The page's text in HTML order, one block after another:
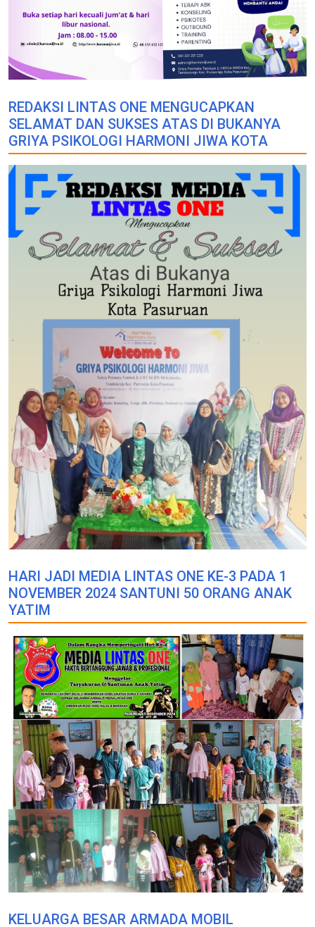
REDAKSI LINTAS ONE MENGUCAPKAN
SELAMAT DAN SUKSES ATAS DI BUKANYA
GRIYA PSIKOLOGI HARMONI JIWA KOTA
HARI JADI MEDIA LINTAS ONE KE-3 PADA 1
NOVEMBER 2024 SANTUNI 50 ORANG ANAK
YATIM
KELUARGA BESAR ARMADA MOBIL